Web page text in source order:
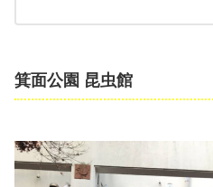
箕面公園 昆虫館